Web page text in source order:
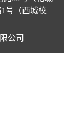
号（西城校
公司